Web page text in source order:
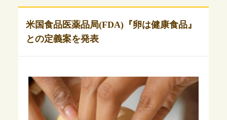
米国食品医薬品局(FDA)『卵は健康食品』
との定義案を発表